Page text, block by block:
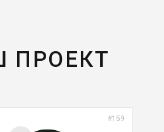
ПРОЕКТ
#159